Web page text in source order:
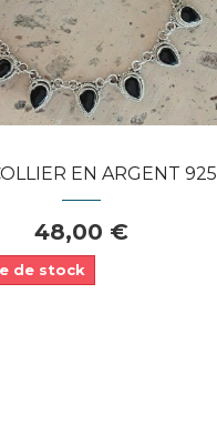
Dans mon panier
APERÇU RAPIDE
EN ARGENT 925 ORNE D' ONYX...
48,00 €
de stock